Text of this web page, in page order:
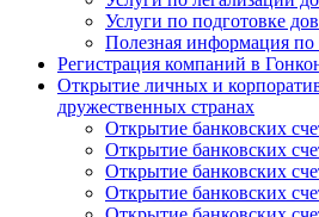
Услуги по подготовке
Полезная информация
Регистрация компаний в
Открытие личных и
дружественных странах
Открытие банковских
Открытие банковских
Открытие банковских
Открытие банковских